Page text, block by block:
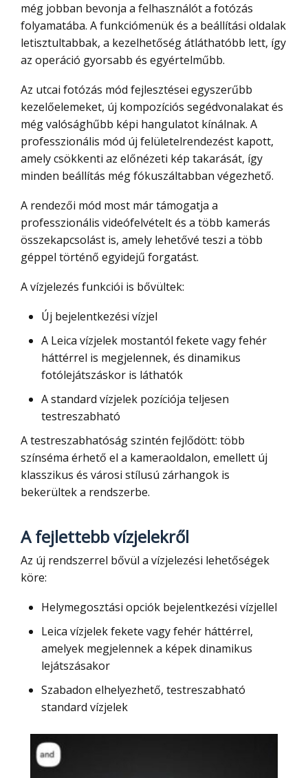
még jobban bevonja a felhasználót a fotózás
folyamatába. A funkciómenük és a beállítási oldalak
letisztultabbak, a kezelhetőség átláthatóbb lett, így
az operáció gyorsabb és egyértelműbb.
Az utcai fotózás mód fejlesztései egyszerűbb
kezelőelemeket, új kompozíciós segédvonalakat és
még valósághűbb képi hangulatot kínálnak. A
professzionális mód új felületelrendezést kapott,
amely csökkenti az előnézeti kép takarását, így
minden beállítás még fókuszáltabban végezhető.
A rendezői mód most már támogatja a
professzionális videófelvételt és a több kamerás
összekapcsolást is, amely lehetővé teszi a több
géppel történő egyidejű forgatást.
A vízjelezés funkciói is bővültek:
Új bejelentkezési vízjel
A Leica vízjelek mostantól fekete vagy fehér
háttérrel is megjelennek, és dinamikus
fotólejátszáskor is láthatók
A standard vízjelek pozíciója teljesen
testreszabható
A testreszabhatóság szintén fejlődött: több
színséma érhető el a kameraoldalon, emellett új
klasszikus és városi stílusú zárhangok is
bekerültek a rendszerbe.
A fejlettebb vízjelekről
Az új rendszerrel bővül a vízjelezési lehetőségek
köre:
Helymegosztási opciók bejelentkezési vízjellel
Leica vízjelek fekete vagy fehér háttérrel,
amelyek megjelennek a képek dinamikus
lejátszásakor
Szabadon elhelyezhető, testreszabható
standard vízjelek